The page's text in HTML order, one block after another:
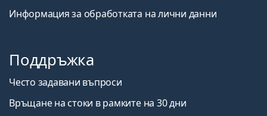
Информация за обработката на лични данни
Поддръжка
Често задавани въпроси
Връщане на стоки в рамките на 30 дни